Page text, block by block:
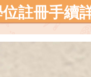
註冊手續